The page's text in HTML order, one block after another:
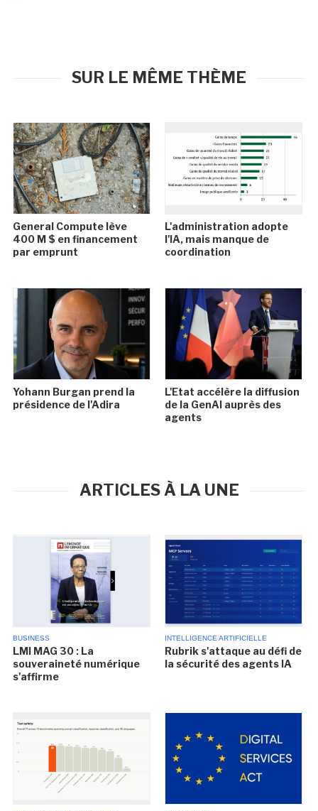
SUR LE MÊME THÈME
General Compute lève
400 M $ en financement
par emprunt
L'administration adopte
l'IA, mais manque de
coordination
Yohann Burgan prend la
présidence de l'Adira
L'Etat accélère la diffusion
de la GenAI auprès des
agents
ARTICLES À LA UNE
BUSINESS
LMI MAG 30 : La
souveraineté numérique
s'affirme
INTELLIGENCE ARTIFICIELLE
Rubrik s'attaque au défi de
la sécurité des agents IA